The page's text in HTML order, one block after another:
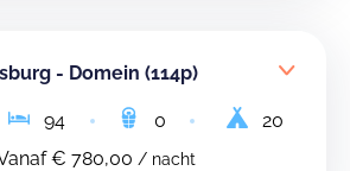
- Domein (114p)
94 0
20
€ 780,00 / nacht